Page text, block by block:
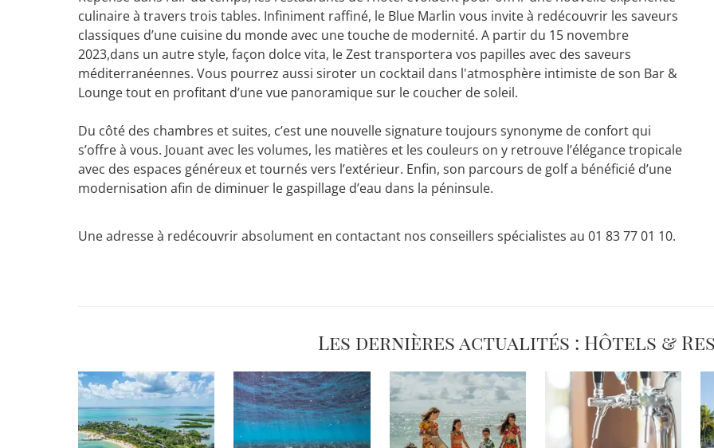
culinaireà travers trois tables. Infiniment raffiné, le Blue Marlin vous inviteà redécouvrir les saveurs
classiques d’une cuisine du monde avec une touche de modernité. A partir du 15 novembre
2023,dans un autre style, façon dolcevita, le Zesttransportera vos papilles avec des saveurs
méditerranéennes. Vous pourrez aussi siroter un cocktail dans l'atmosphère intimiste de son Bar &
Lounge tout en profitant d’unevue panoramique sur le coucher de soleil.
Du côté des chambres et suites, c’est une nouvelle signaturetoujours synonyme de confort qui
s’offre à vous. Jouant avec les volumes, les matières et les couleurs on y retrouve l’élégance tropicale
avec des espaces généreux ettournés vers l’extérieur. Enfin, son parcours de golf a bénéficié d’une
modernisation afin de diminuer le gaspillage d’eau dans la péninsule.
Une adresse à redécouvrir absolument en contactant nos conseillers spécialistes au 01 83 77 01 10.
Les dernières actualités : Hôtels &